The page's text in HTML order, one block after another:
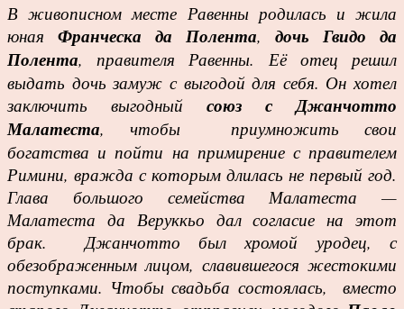
В живописном месте Равенны родилась и жила
юная Франческа да Полента, дочь Гвидо да
Полента, правителя Равенны. Её отец решил
выдать дочь замуж с выгодой для себя. Он хотел
заключить выгодный союз с Джанчотто
Малатеста, чтобы приумножить свои
богатства и пойти на примирение с правителем
Римини, вражда с которым длилась не первый год.
Глава большого семейства Малатеста —
Малатеста да Веруккьо дал согласие на этот
брак. Джанчотто был хромой уродец, с
обезображенным лицом, славившегося жестокими
поступками. Чтобы свадьба состоялась, вместо